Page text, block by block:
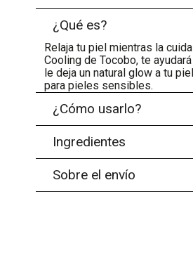
¿Qué es?
Relaja tu piel mientras la
Cooling de Tocobo, te
le deja un natural glow a tu
para pieles sensibles.
¿Cómo usarlo?
Ingredientes
Sobre el envío